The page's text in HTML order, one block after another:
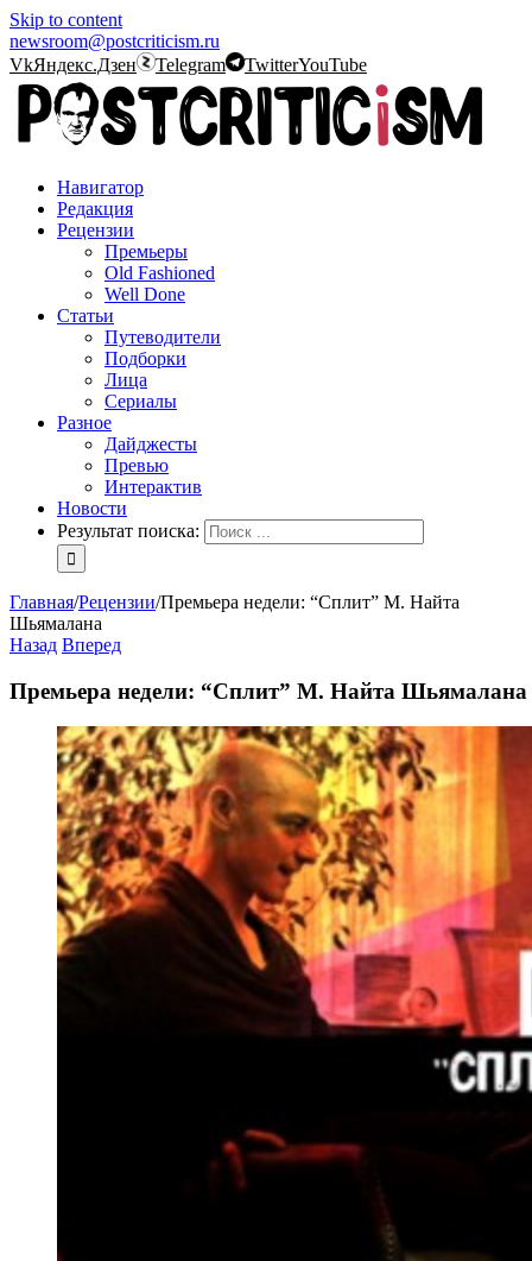
Skip to content
newsroom@postcriticism.ru
VkЯндекс.Дзен Telegram TwitterYouTube
Навигатор
Редакция
Рецензии
Премьеры
Old Fashioned
Well Done
Статьи
Путеводители
Подборки
Лица
Сериалы
Разное
Дайджесты
Превью
Интерактив
Новости
Результат поиска:
Главная/Рецензии/Премьера недели: “Сплит” М. Найта
Шьямалана
Назад Вперед
Премьера недели: “Сплит” М. Найта Шьямалана